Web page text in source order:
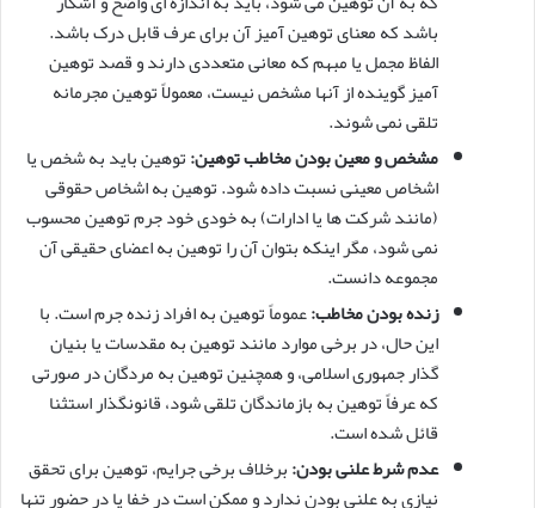
باشد که معنای توهین آمیز آن برای عرف قابل درک باشد.
الفاظ مجمل یا مبهم که معانی متعددی دارند و قصد توهین
آمیز گوینده از آنها مشخص نیست، معمولاً توهین مجرمانه
تلقی نمی شوند.
مشخص و معین بودن مخاطب توهین:توهین باید به شخص یا
اشخاص معینی نسبت داده شود. توهین به اشخاص حقوقی
(مانند شرکت ها یا ادارات) به خودی خود جرم توهین محسوب
نمی شود، مگر اینکه بتوان آن را توهین به اعضای حقیقی آن
مجموعه دانست.
زنده بودن مخاطب:عموماً توهین به افراد زنده جرم است. با
این حال، در برخی موارد مانند توهین به مقدسات یا بنیان
گذار جمهوری اسلامی، و همچنین توهین به مردگان در صورتی
که عرفاً توهین به بازماندگان تلقی شود، قانونگذار استثنا
قائل شده است.
عدم شرط علنی بودن:برخلاف برخی جرایم، توهین برای تحقق
نیازی به علنی بودن ندارد و ممکن است در خفا یا در حضور تنها